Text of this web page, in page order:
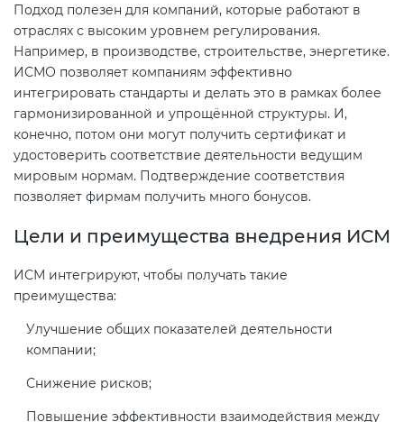
Подход полезен для компаний, которые работают в
отраслях с высоким уровнем регулирования.
Например, в производстве, строительстве, энергетике.
ИСМО позволяет компаниям эффективно
интегрировать стандарты и делать это в рамках более
гармонизированной и упрощённой структуры. И,
конечно, потом они могут получить сертификат и
удостоверить соответствие деятельности ведущим
мировым нормам. Подтверждение соответствия
позволяет фирмам получить много бонусов.
Цели и преимущества внедрения ИСМ
ИСМ интегрируют, чтобы получать такие
преимущества:
Улучшение общих показателей деятельности
компании;
Снижение рисков;
Повышение эффективности взаимодействия между
регламенты